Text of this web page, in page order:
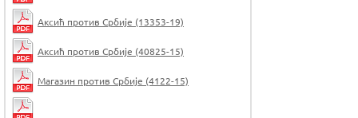
Аксић против Србије (13353-19)
Аксић против Србије (40825-15)
Магазин против Србије (4122-15)